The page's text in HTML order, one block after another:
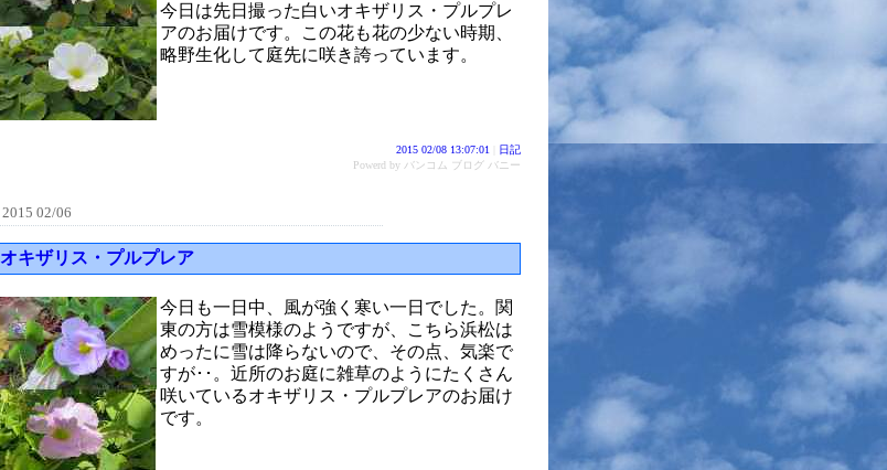
今日は先日撮った白いオキザリス・プルプレ
アのお届けです。この花も花の少ない時期、
略野生化して庭先に咲き誇っています。
2015 02/08 13:07:01
日記
Powerd by バンコム ブログ バニー
2015 02/06
オキザリス・プルプレア
今日も一日中、風が強く寒い一日でした。関
東の方は雪模様のようですが、こちら浜松は
めったに雪は降らないので、その点、気楽で
すが･･。近所のお庭に雑草のようにたくさん
咲いているオキザリス・プルプレアのお届け
です。